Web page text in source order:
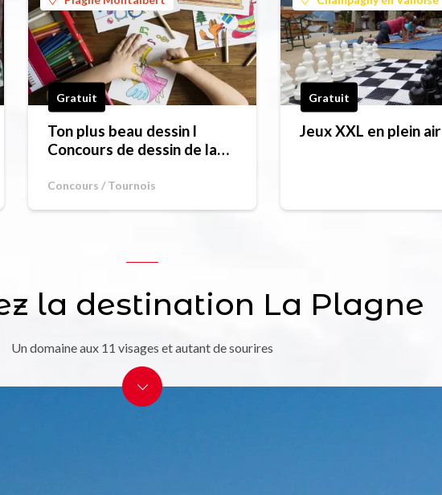
Gratuit
Ton plus beau dessin l
Concours de dessin de la
Concours / Tournois
Gratuit
Jeux XXL en plein air
la destination La Plagne
Un domaine aux 11 visages et autant de sourires